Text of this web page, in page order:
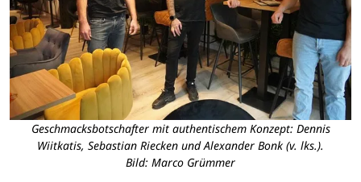
Geschmacksbotschafter mit authentischem Konzept: Dennis
Wiitkatis, Sebastian Riecken und Alexander Bonk (v. lks.).
Bild: Marco Grümmer